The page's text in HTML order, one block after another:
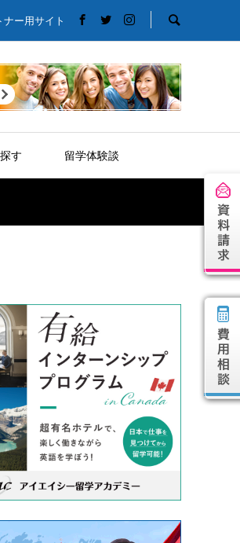
ナー用サイト
す 留学体験談